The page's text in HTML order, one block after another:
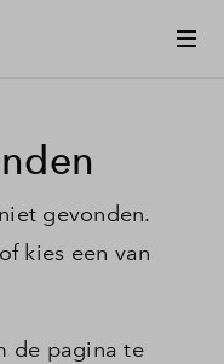
gevonden.
of kies een van
de pagina te